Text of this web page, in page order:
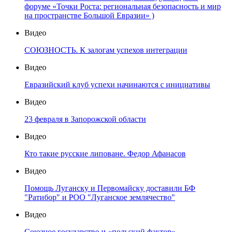
форуме «Точки Роста: региональная безопасность и мир
на пространстве Большой Евразии» )
Видео
СОЮЗНОСТЬ. К залогам успехов интеграции
Видео
Евразийский клуб успехи начинаются с инициативы
Видео
23 февраля в Запорожской области
Видео
Кто такие русские липоване. Федор Афанасов
Видео
Помощь Луганску и Первомайску доставили БФ
"Ратибор" и РОО "Луганское землячество"
Видео